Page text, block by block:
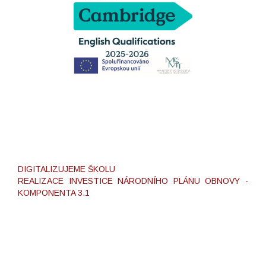
DIGITALIZUJEME ŠKOLU
REALIZACE INVESTICE NÁRODNÍHO PLÁNU OBNOVY -
KOMPONENTA 3.1